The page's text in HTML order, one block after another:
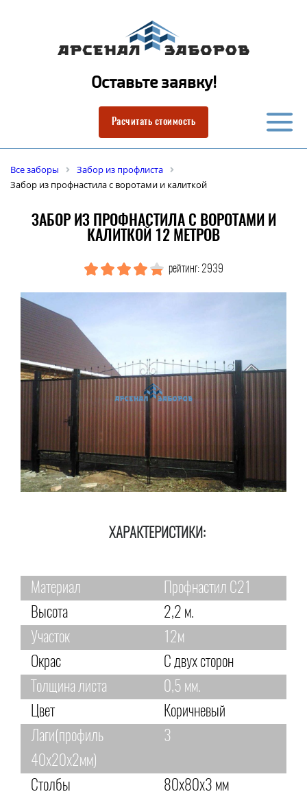
Оставьте заявку!
Расчитать стоимость
Все заборы
Забор из профлиста
Забор из профнастила с воротами и калиткой
ЗАБОР ИЗ ПРОФНАСТИЛА С ВОРОТАМИ И
КАЛИТКОЙ 12 МЕТРОВ
рейтинг: 2939
ХАРАКТЕРИСТИКИ:
Материал
Профнастил С21
Высота
2,2 м.
Участок
12м
Окрас
С двух сторон
Толщина листа
0,5 мм.
Цвет
Коричневый
Лаги(профиль
40х20х2мм)
3
Столбы
80х80х3 мм